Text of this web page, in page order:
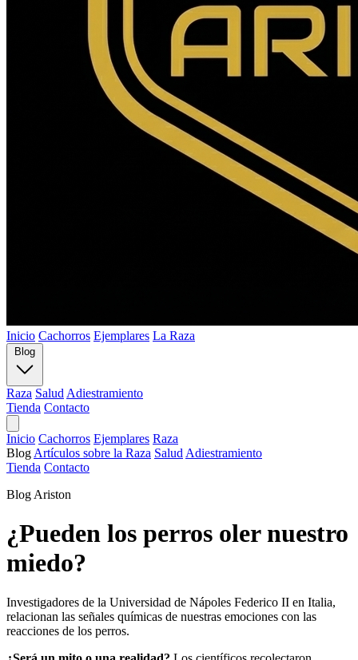
Inicio Cachorros Ejemplares La Raza
Raza Salud Adiestramiento
Tienda Contacto
Inicio Cachorros Ejemplares Raza
Blog Artículos sobre la Raza Salud Adiestramiento
Tienda Contacto
Blog Ariston
¿Pueden los perros oler nuestro
miedo?
Investigadores de la Universidad de Nápoles Federico II en Italia,
relacionan las señales químicas de nuestras emociones con las
reacciones de los perros.